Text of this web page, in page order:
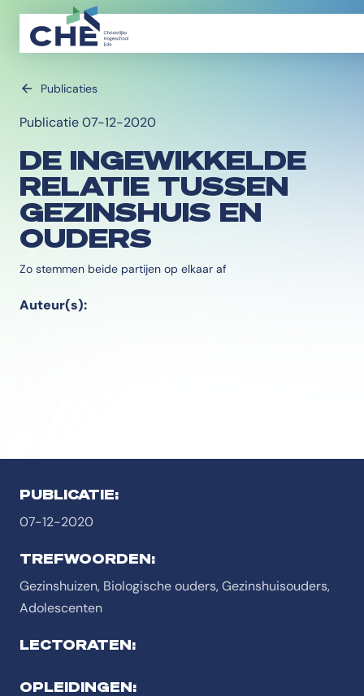
Publicaties
Publicatie 07-12-2020
DE INGEWIKKELDE
RELATIE TUSSEN
GEZINSHUIS EN
OUDERS
Zo stemmen beide partijen op elkaar af
Auteur(s):
PUBLICATIE:
07-12-2020
TREFWOORDEN:
Gezinshuizen, Biologische ouders, Gezinshuisouders,
Adolescenten
LECTORATEN:
OPLEIDINGEN: